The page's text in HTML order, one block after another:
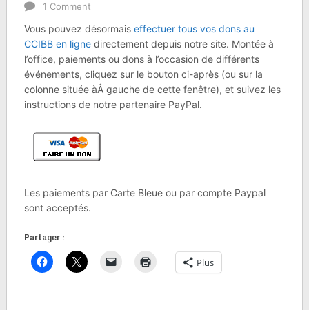
1 Comment
Vous pouvez désormais effectuer tous vos dons au
CCIBB en lignedirectement depuis notre site. Montée à
l’office, paiements ou dons à l’occasion de différents
événements, cliquez sur le bouton ci-après (ou sur la
colonne située àÂ gauche de cette fenêtre), et suivez les
instructions de notre partenaire PayPal.
Les paiements par Carte Bleue ou par compte Paypal
sont acceptés.
Partager :
Plus